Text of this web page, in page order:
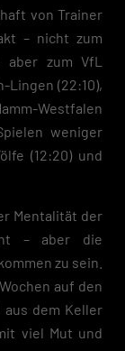
von Trainer
– nicht zum
aber zum VfL
Lingen (22:10),
Westfalen
weniger
(12:20) und
Mentalität der
– aber die
zu sein.
auf den
dem Keller
viel Mut und